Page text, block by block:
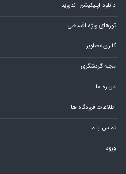
دانلود اپلیکیشن اندروید
تورهای ویژه اقساطی
گالری تصاویر
مجله گردشگری
درباره ما
اطلاعات فرودگاه ها
تماس با ما
ورود